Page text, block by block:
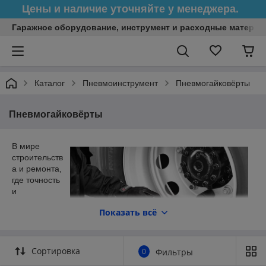
Цены и наличие уточняйте у менеджера.
Гаражное оборудование, инструмент и расходные
Каталог Пневмоинструмент Пневмогайковёрты
Пневмогайковёрты
В мире
строительств
а и ремонта,
где точность
и
значение,
правильный
Показать всё
Сортировка 0 Фильтры